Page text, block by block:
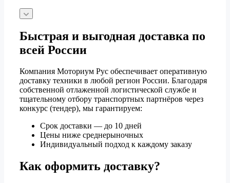
Быстрая и выгодная доставка по
всей России
Компания Моториум Рус обеспечивает оперативную
доставку техники в любой регион России. Благодаря
собственной отлаженной логистической службе и
тщательному отбору транспортных партнёров через
конкурс (тендер), мы гарантируем:
Срок доставки — до 10 дней
Цены ниже среднерыночных
Индивидуальный подход к каждому заказу
Как оформить доставку?